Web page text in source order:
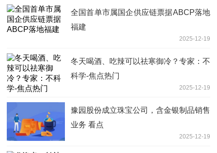
全国首单市属国企供应链票据ABCP落地
福建
2025-12-19
冬天喝酒、吃辣可以祛寒御冷？专家：不
科学-焦点热门
2025-12-19
豫园股份成立珠宝公司，含金银制品销售
业务 看点
2025-12-19